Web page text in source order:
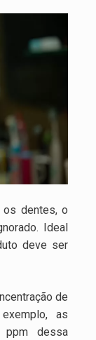
os dentes, o
Ideal
deve ser
de
as
ppm dessa